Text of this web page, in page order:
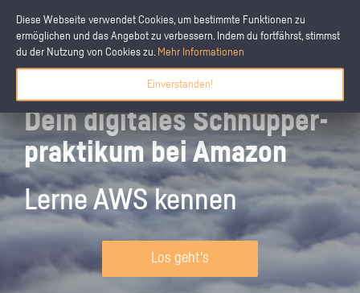
Diese Webseite verwendet Cookies, um bestimmte Funktionen zu
ermöglichen und das Angebot zu verbessern. Indem du fortfährst, stimmst
du der Nutzung von Cookies zu. Mehr Informationen
Einverstanden!
Dein digitales Schnupper­
praktikum bei Amazon
Lerne AWS kennen
Los geht's